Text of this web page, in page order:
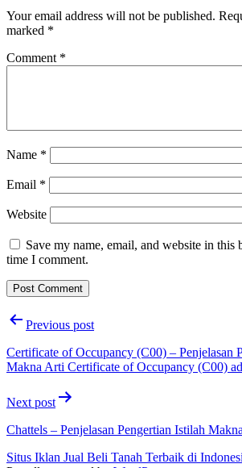
Your email address will not be published.
marked *
Comment *
Name *
Email *
Website
Save my name, email, and website in this
time I comment.
PostPrevious post
Certificate of Occupancy (C00) – Penjelasan
Makna Arti Certificate of Occupancy (C00)
Next post
Chattels – Penjelasan Pengertian Istilah
Situs Iklan Jual Beli Tanah Terbaik di